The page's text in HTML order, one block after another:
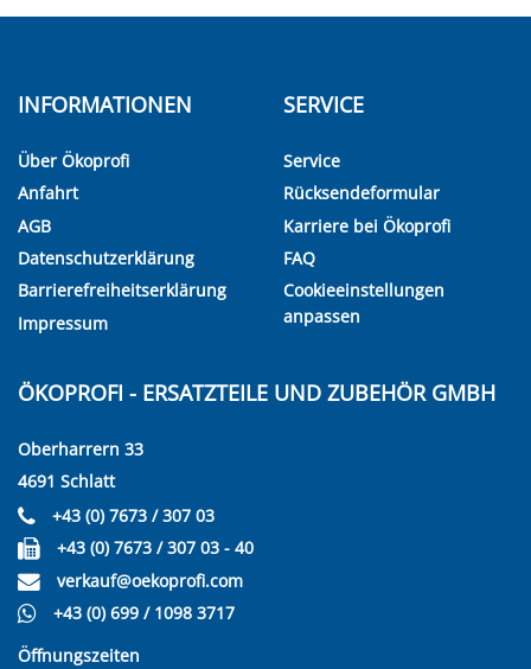
INFORMATIONEN
Über Ökoprofi
Anfahrt
AGB
Datenschutzerklärung
Barrierefreiheitserklärung
Impressum
SERVICE
Service
Rücksendeformular
Karriere bei Ökoprofi
FAQ
Cookieeinstellungen
anpassen
ÖKOPROFI - ERSATZTEILE UND ZUBEHÖR GMBH
Oberharrern 33
4691 Schlatt
+43 (0) 7673 / 307 03
+43 (0) 7673 / 307 03 - 40
verkauf@oekoprofi.com
+43 (0) 699 / 1098 3717
Öffnungszeiten